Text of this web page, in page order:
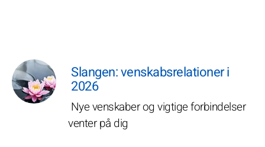
Slangen: venskabsrelationer i
2026
Nye venskaber og vigtige forbindelser
venter på dig